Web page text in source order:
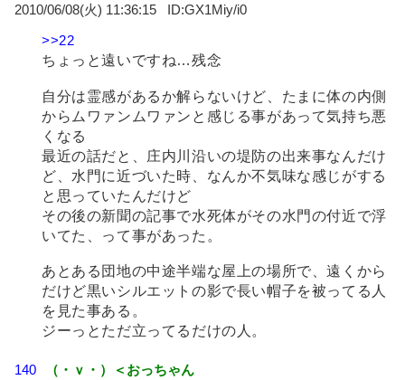
2010/06/08(火) 11:36:15
GX1Miy/i0
>>22
ちょっと遠いですね…残念
自分は霊感があるか解らないけど、たまに体の内側
からムワァンムワァンと感じる事があって気持ち悪
くなる
最近の話だと、庄内川沿いの堤防の出来事なんだけ
ど、水門に近づいた時、なんか不気味な感じがする
と思っていたんだけど
その後の新聞の記事で水死体がその水門の付近で浮
いてた、って事があった。
あとある団地の中途半端な屋上の場所で、遠くから
だけど黒いシルエットの影で長い帽子を被ってる人
を見た事ある。
ジーっとただ立ってるだけの人。
140 （・ｖ・）＜おっちゃん